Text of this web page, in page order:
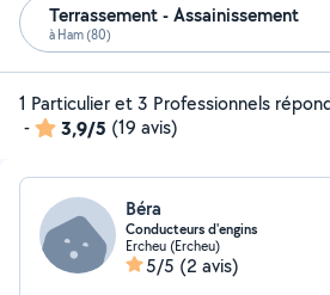
Terrassement - Assainissement
à Ham (80)
1 Particulier et 3 Professionnels
-
3,9/5 (19 avis)
Béra
Conducteurs d'engins
Ercheu (Ercheu)
5/5 (2 avis)